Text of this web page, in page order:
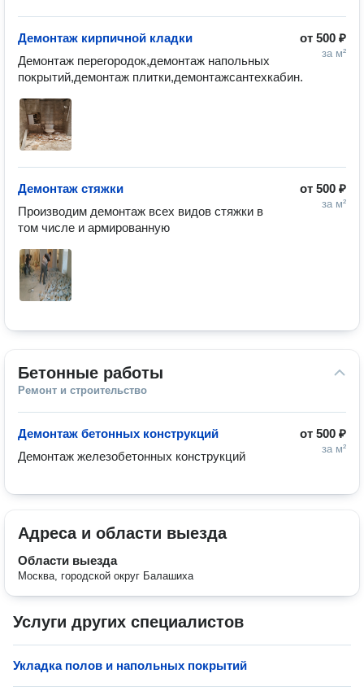
от 500 ₽
за м²
Демонтаж кирпичной кладки
Демонтаж перегородок,демонтаж напольных
покрытий,демонтаж плитки,демонтажсантехкабин.
от 500 ₽
за м²
Демонтаж стяжки
Производим демонтаж всех видов стяжки в
том числе и армированную
Бетонные работы
Ремонт и строительство
от 500 ₽
за м²
Демонтаж бетонных конструкций
Демонтаж железобетонных конструкций
Адреса и области выезда
Области выезда
Москва, городской округ Балашиха
Услуги других специалистов
Укладка полов и напольных покрытий